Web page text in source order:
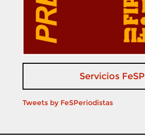
Servicios FeSP
Tweets by FeSPeriodistas